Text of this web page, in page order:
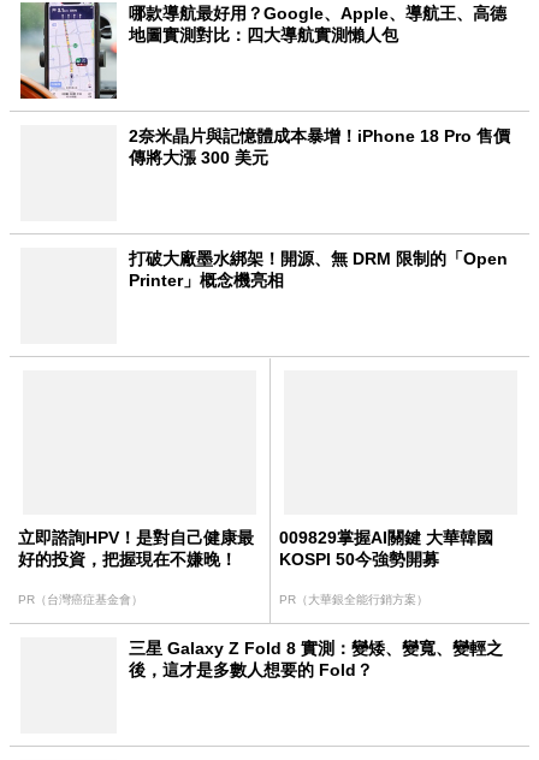
哪款導航最好用？Google、Apple、導航王、高德
地圖實測對比：四大導航實測懶人包
2奈米晶片與記憶體成本暴增！iPhone 18 Pro 售價
傳將大漲 300 美元
打破大廠墨水綁架！開源、無 DRM 限制的「Open
Printer」概念機亮相
立即諮詢HPV！是對自己健康最
好的投資，把握現在不嫌晚！
PR（台灣癌症基金會）
009829掌握AI關鍵 大華韓國
KOSPI 50今強勢開募
PR（大華銀全能行銷方案）
三星 Galaxy Z Fold 8 實測：變矮、變寬、變輕之
後，這才是多數人想要的 Fold？